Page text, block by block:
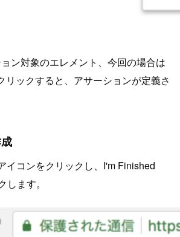
ン対象のエレメント、今回の場合は
リックすると、アサーションが定義さ
イコンをクリックし、I'm Finished
ます。